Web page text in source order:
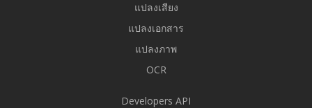
แปลงเสียง
แปลงเอกสาร
แปลงภาพ
OCR
Developers API